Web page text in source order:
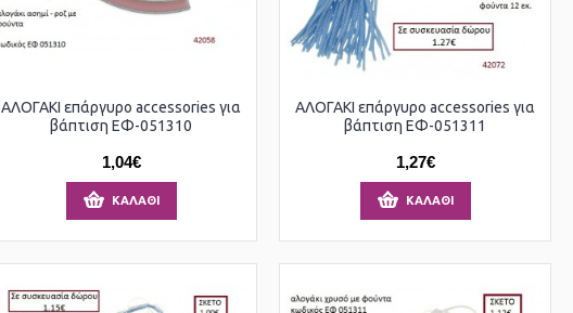
ΑΛΟΓΑΚΙ επάργυρο accessories για
βάπτιση ΕΦ-051310
1,04€
ΚΑΛΆΘΙ
ΑΛΟΓΑΚΙ επάργυρο accessories για
βάπτιση ΕΦ-051311
1,27€
ΚΑΛΆΘΙ